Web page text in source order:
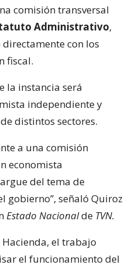
comisión transversal
Administrativo,
con los
fiscal.
la instancia será
independiente y
distintos sectores.
a una comisión
economista
del tema de
señaló Quiroz
Estado Nacionalde TVN.
el trabajo
el funcionamiento del